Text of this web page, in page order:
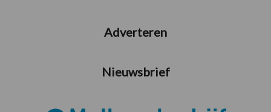
Adverteren
Nieuwsbrief